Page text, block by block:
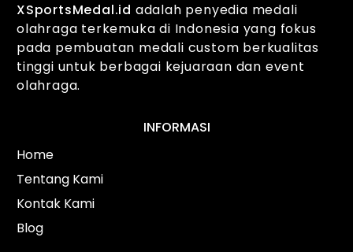
XSportsMedal.id adalah penyedia medali
olahraga terkemuka di Indonesia yang fokus
pada pembuatan medali custom berkualitas
tinggi untuk berbagai kejuaraan dan event
olahraga.
INFORMASI
Home
Tentang Kami
Kontak Kami
Blog